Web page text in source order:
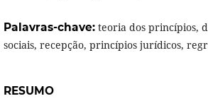
Palavras-chave: teoria dos princípios,
sociais, recepção, princípios jurídicos,
RESUMO